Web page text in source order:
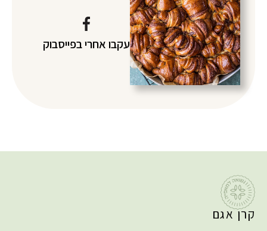
עקבו אחריבפייסבוק
קרן אגם